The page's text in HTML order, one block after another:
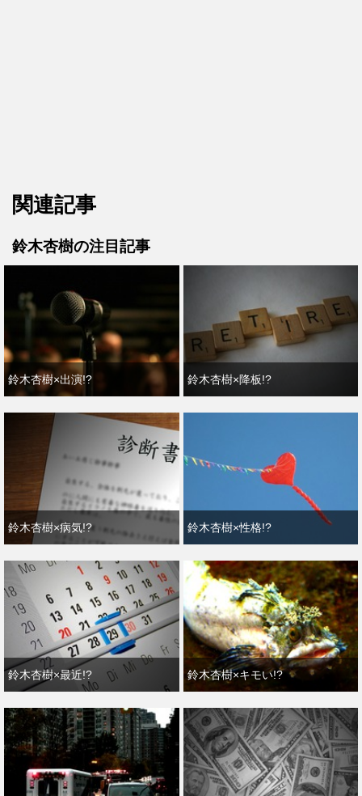
関連記事
鈴木杏樹の注目記事
鈴木杏樹×出演!? 鈴木杏樹×降板!?
鈴木杏樹×病気!? 鈴木杏樹×性格!?
鈴木杏樹×最近!? 鈴木杏樹×キモい!?